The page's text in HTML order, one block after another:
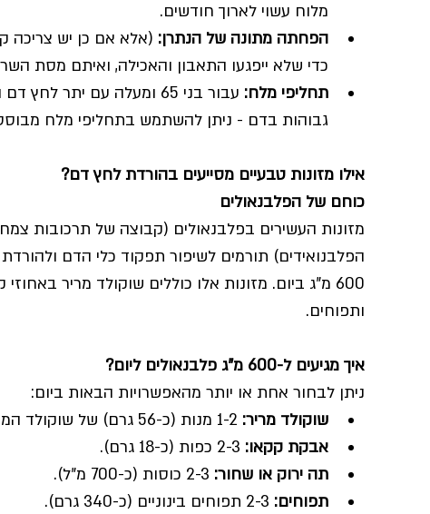
מלוח עשוי לארוך חודשים.
הפחתה מתונה של הנתרן: (אלא אם כן יש צריכה
כדי שלא ייפגעו התאבון והאכילה, ואיתם מסת
תחליפי מלח:
עבור בני 65 ומעלה עם יתר
גבוהות בדם - ניתן להשתמש בתחליפי מלח
אילו מזונות טבעיים מסייעים בהורדת לחץ דם?
כוחם של הפלבנאולים
מזונות העשירים בפלבנאולים (קבוצה של תרכובות
הפלבנואידים) תורמים לשיפור תפקוד כלי הדם
600 מ"ג ביום. מזונות אלו כוללים שוקולד מריר
ותפוחים.
איך מגיעים ל-600 מ"ג פלבנאולים ליום?
ניתן לבחור אחת או יותר מהאפשרויות הבאות ביום:
שוקולד מריר:
אבקת קקאו:
תה ירוק או שחור:
תפוחים: